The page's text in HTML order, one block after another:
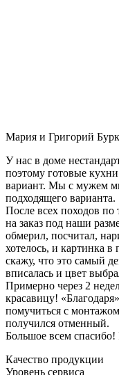
Мария и Григорий
У нас в доме
поэтому готовые
вариант. Мы с мужем
подходящего варианта.
После всех походов
на заказ под наши
обмерил, посчитал,
хотелось, и картинка в
скажу, что это самый
вписалась и цвет
Примерно через 2
красавицу!
помучиться с
получился отменный.
Большое всем
Качество продукции
Уровень сервиса